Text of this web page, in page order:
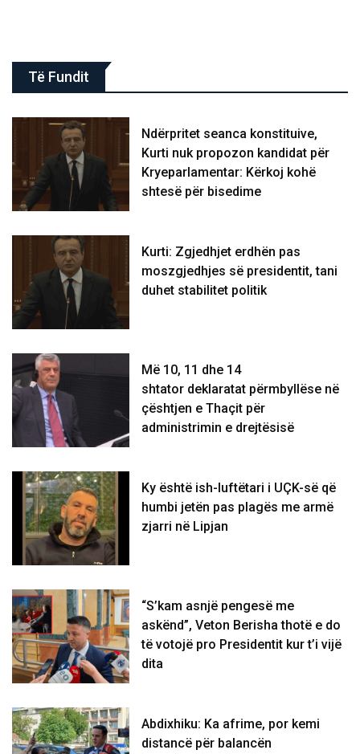
Të Fundit
Ndërpritet seanca konstituive,
Kurti nuk propozon kandidat për
Kryeparlamentar: Kërkoj kohë
shtesë për bisedime
Kurti: Zgjedhjet erdhën pas
moszgjedhjes së presidentit, tani
duhet stabilitet politik
Më 10, 11 dhe 14
shtator deklaratat përmbyllëse në
çështjen e Thaçit për
administrimin e drejtësisë
Ky është ish-luftëtari i UÇK-së që
humbi jetën pas plagës me armë
zjarri në Lipjan
“S’kam asnjë pengesë me
askënd”, Veton Berisha thotë e do
të votojë pro Presidentit kur t’i vijë
dita
Abdixhiku: Ka afrime, por kemi
distancë për balancën